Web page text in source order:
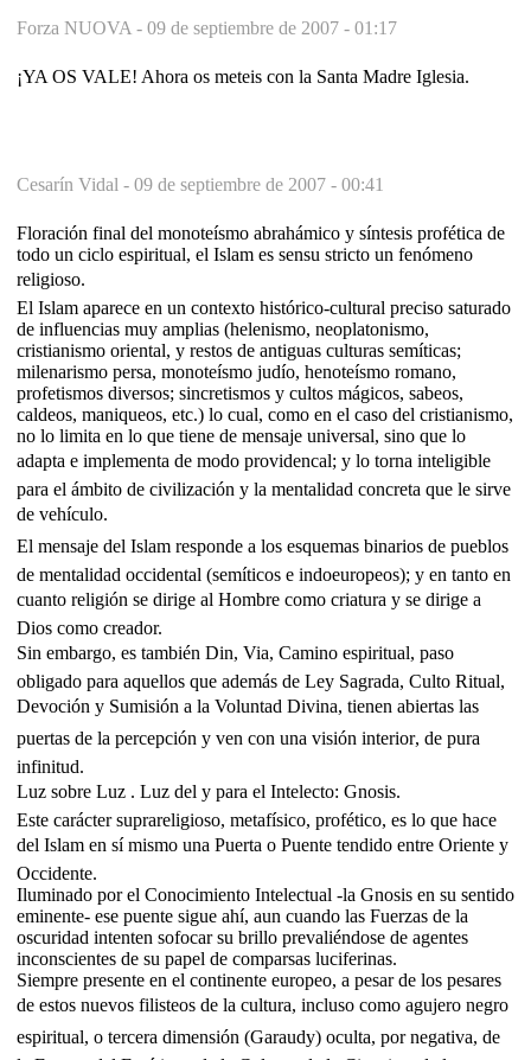
Forza NUOVA - 09 de septiembre de 2007 - 01:17
¡YA OS VALE! Ahora os meteis con la Santa Madre Iglesia.
Cesarín Vidal - 09 de septiembre de 2007 - 00:41
Floración final del monoteísmo abrahámico y síntesis profética de
todo un ciclo espiritual, el Islam es sensu stricto un fenómeno
religioso.
El Islam aparece en un contexto histórico-cultural preciso saturado
de influencias muy amplias (helenismo, neoplatonismo,
cristianismo oriental, y restos de antiguas culturas semíticas;
milenarismo persa, monoteísmo judío, henoteísmo romano,
profetismos diversos; sincretismos y cultos mágicos, sabeos,
caldeos, maniqueos, etc.) lo cual, como en el caso del cristianismo,
no lo limita en lo que tiene de mensaje universal, sino que lo
adapta e implementa de modo providencal; y lo torna inteligible
para el ámbito de civilización y la mentalidad concreta que le sirve
de vehículo.
El mensaje del Islam responde a los esquemas binarios de pueblos
de mentalidad occidental (semíticos e indoeuropeos); y en tanto en
cuanto religión se dirige al Hombre como criatura y se dirige a
Dios como creador.
Sin embargo, es también Din, Via, Camino espiritual, paso
obligado para aquellos que además de Ley Sagrada, Culto Ritual,
Devoción y Sumisión a la Voluntad Divina, tienen abiertas las
puertas de la percepción y ven con una visión interior, de pura
infinitud.
Luz sobre Luz . Luz del y para el Intelecto: Gnosis.
Este carácter suprareligioso, metafísico, profético, es lo que hace
del Islam en sí mismo una Puerta o Puente tendido entre Oriente y
Occidente.
Iluminado por el Conocimiento Intelectual -la Gnosis en su sentido
eminente- ese puente sigue ahí, aun cuando las Fuerzas de la
oscuridad intenten sofocar su brillo prevaliéndose de agentes
inconscientes de su papel de comparsas luciferinas.
Siempre presente en el continente europeo, a pesar de los pesares
de estos nuevos filisteos de la cultura, incluso como agujero negro
espiritual, o tercera dimensión (Garaudy) oculta, por negativa, de